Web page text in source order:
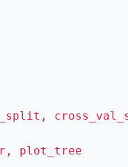
plot_tree